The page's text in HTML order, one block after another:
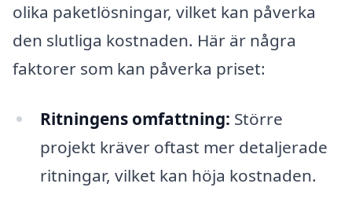
olika paketlösningar, vilket kan påverka
den slutliga kostnaden. Här är några
faktorer som kan påverka priset:
Ritningens omfattning: Större
projekt kräver oftast mer detaljerade
ritningar, vilket kan höja kostnaden.